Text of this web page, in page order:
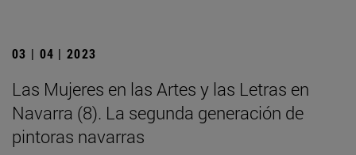
03 | 04 | 2023
Las Mujeres en las Artes y las Letras en
Navarra (8). La segunda generación de
pintoras navarras